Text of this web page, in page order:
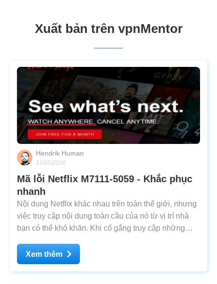
Xuất bản trên vpnMentor
Hendrik Human
12/05/2026
Mã lỗi Netflix M7111-5059 - Khắc phục
nhanh
Nội dung Netflix khác nhau trên toàn thế giới, nhưng
việc truy cập nội dung toàn cầu của nó từ vị trí nhà
bạn có thể khó khăn. Khi cố gắng truy cập những
thể nhận được một thông báo "phát hiện proxy" trên
nền đen thay vì bộ phim hoặc loạt phim mà
Xem thêm